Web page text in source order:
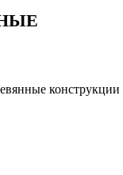
конструкции